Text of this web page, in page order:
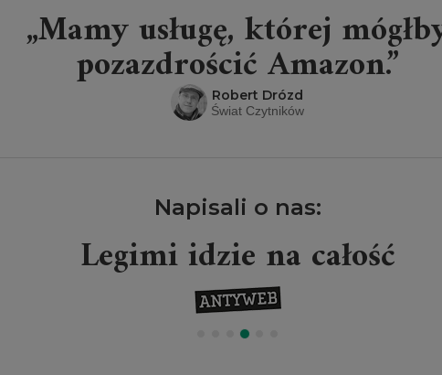
„Mamy usługę, której
pozazdrościć Amazon.”
Robert Drózd
Świat Czytników
Napisali o nas:
Legimi idzie na całość